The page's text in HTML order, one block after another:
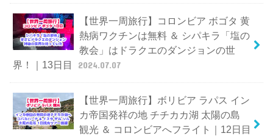
【世界一周旅行】コロンビア ボゴタ 黄
熱病ワクチンは無料 ＆ シパキラ「塩の
教会」はドラクエのダンジョンの世
界！｜13日目
2024.07.07
【世界一周旅行】ボリビア ラパス イン
カ帝国発祥の地 チチカカ湖 太陽の島
観光 ＆ コロンビアへフライト｜12日目